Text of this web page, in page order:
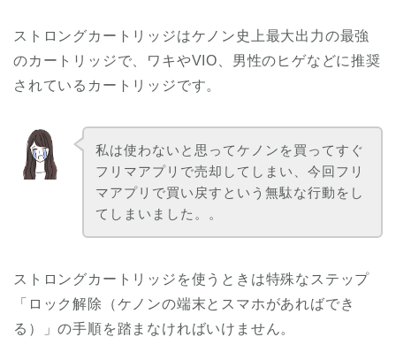
ストロングカートリッジはケノン史上最大出力の最強
のカートリッジで、ワキやVIO、男性のヒゲなどに推奨
されているカートリッジです。
私は使わないと思ってケノンを買ってすぐ
フリマアプリで売却してしまい、今回フリ
マアプリで買い戻すという無駄な行動をし
てしまいました。。
ストロングカートリッジを使うときは特殊なステップ
「ロック解除（ケノンの端末とスマホがあればでき
る）」の手順を踏まなければいけません。